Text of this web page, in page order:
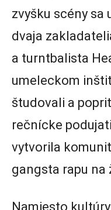
zvyšku scény sa
dvaja
a turntbalista
umeleckom
študovali a
rečnícke
vytvorila
gangsta rapu
Namiesto